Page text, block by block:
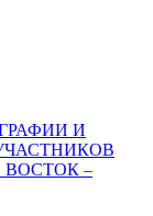
И
ВОСТОК –